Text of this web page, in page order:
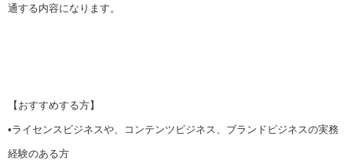
通する内容になります。
【おすすめする方】
•ライセンスビジネスや、コンテンツビジネス、ブランドビジネスの実務
経験のある方